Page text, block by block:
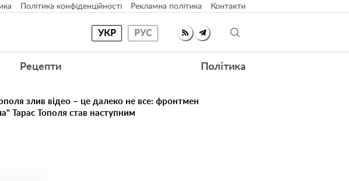
Політика конфіденційності Рекламна політика Контакти
УКР РУС
Рецепти Політика
злив відео – це далеко не все: фронтмен
Тарас Тополя став наступним